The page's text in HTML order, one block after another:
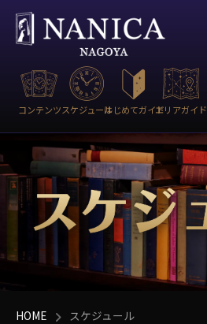
コンテンツスケジュールはじめてガイドエリアガイド
HOME スケジュール